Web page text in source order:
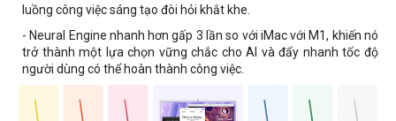
luồng công việc sáng tạo đòi hỏi khắt khe.
- Neural Engine nhanh hơn gấp 3 lần so với iMac với M1, khiến nó
trở thành một lựa chọn vững chắc cho AI và đẩy nhanh tốc độ
người dùng có thể hoàn thành công việc.